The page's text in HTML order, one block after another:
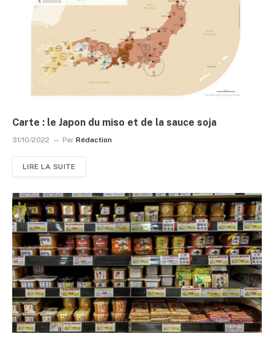
Carte : le Japon du miso et de la sauce soja
31/10/2022 Par Rédaction
LIRE LA SUITE